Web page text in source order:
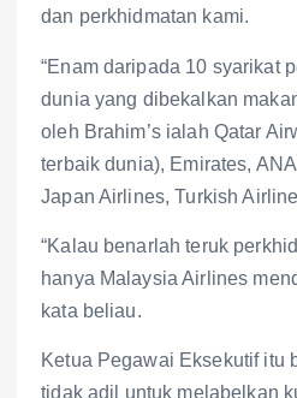
dan perkhidmatan kami.
“Enam daripada 10 syarikat
dunia yang dibekalkan
oleh Brahim’s ialah Qatar
terbaik dunia), Emirates,
Japan Airlines, Turkish
“Kalau benarlah teruk
hanya Malaysia Airlines
kata beliau.
Ketua Pegawai Eksekutif itu
tidak adil untuk melabelkan